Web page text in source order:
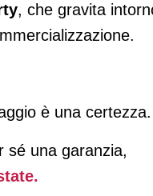
, che gravita
è una certezza.
sé una garanzia,